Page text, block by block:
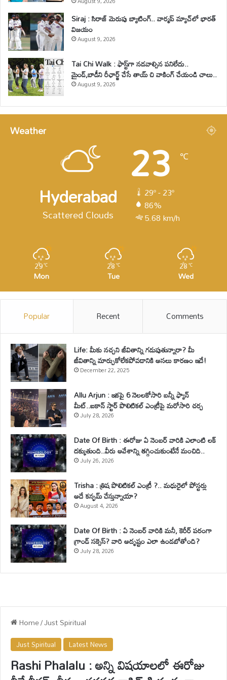
Siraj : సిరాజ్ మెరుపు బ్యాటింగ్‌.. వార్మప్ మ్యాచ్‌లో భారత్
విజయం
August 9, 2026
Tai Chi Walk : ఫాస్ట్‌గా నడవాల్సిన పనిలేదు..
మైండ్‌,బాడీని రీఛార్జ్ చేసే తాయ్ చి వాకింగ్‌ చేయండి చాలు..
August 9, 2026
Weather
Hyderabad
Scattered Clouds
23 ℃
29º - 23º
86%
5.68 km/h
29℃
Mon
28℃
Tue
28℃
Wed
Popular Recent Comments
Life: మీకు నచ్చని జీవితాన్ని గడుపుతున్నారా? మీ
జీవితాన్ని మార్చుకోలేకపోవడానికి అసలు కారణం ఇదే!
December 22, 2025
Allu Arjun : ఇకపై 6 నెలలకోసారి బన్నీ ఫ్యాన్
మీట్..ఐకాన్ స్టార్ పొలిటికల్ ఎంట్రీపై మరోసారి చర్చ
July 28, 2026
Date Of Birth : ఈరోజు ఏ నెంబర్ వారికి ఎలాంటి లక్
దక్కుతుంది..వీరు ఆవేశాన్ని తగ్గించుకుంటేనే మంచిది..
July 26, 2026
Trisha : త్రిష పొలిటికల్ ఎంట్రీ ?.. మధురైలో పోస్టర్లు
అదే కన్ఫమ్ చేస్తున్నాయా?
August 4, 2026
Date Of Birth : ఏ నెంబర్ వారికి మనీ, కెరీర్ పరంగా
గ్రాండ్ సక్సెస్? వారి అదృష్టం ఎలా ఉండబోతోంది?
July 28, 2026